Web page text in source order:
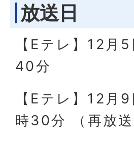
放送日
【Eテレ】12月
40分
【Eテレ】12月
時30分 （再放送